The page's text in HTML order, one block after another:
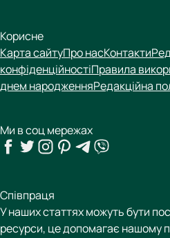
Корисне
Карта сайтуПро насКонтакти
конфіденційностіПравила
днем народженняРедакційна
Ми в соц мережах
Співпраця
У наших статтях можуть бути
ресурси, це допомагає нашому